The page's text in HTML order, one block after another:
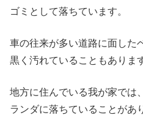
ゴミとして落ちています。
車の往来が多い道路に面した
黒く汚れていることもありま
地方に住んでいる我が家では
ランダに落ちていることがあ